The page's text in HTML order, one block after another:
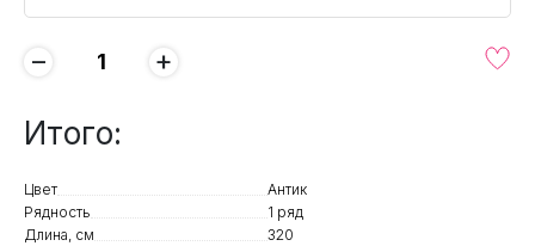
− +
Итого:
Цвет
Антик
Рядность
1 ряд
Длина, см
320